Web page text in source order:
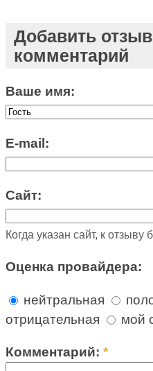
Добавить
комментарий
Ваше имя:
E-mail:
Сайт:
Когда указан сайт, к
Оценка провайдера:
нейтральная
отрицательная
мой
Комментарий:*